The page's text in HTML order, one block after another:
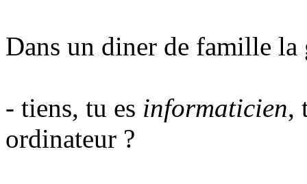
Dans un diner de famille la
- tiens, tu es informaticien,
ordinateur ?